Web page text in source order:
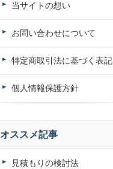
当サイトの想い
お問い合わせについて
特定商取引法に基づく表記
個人情報保護方針
オススメ記事
見積もりの検討法